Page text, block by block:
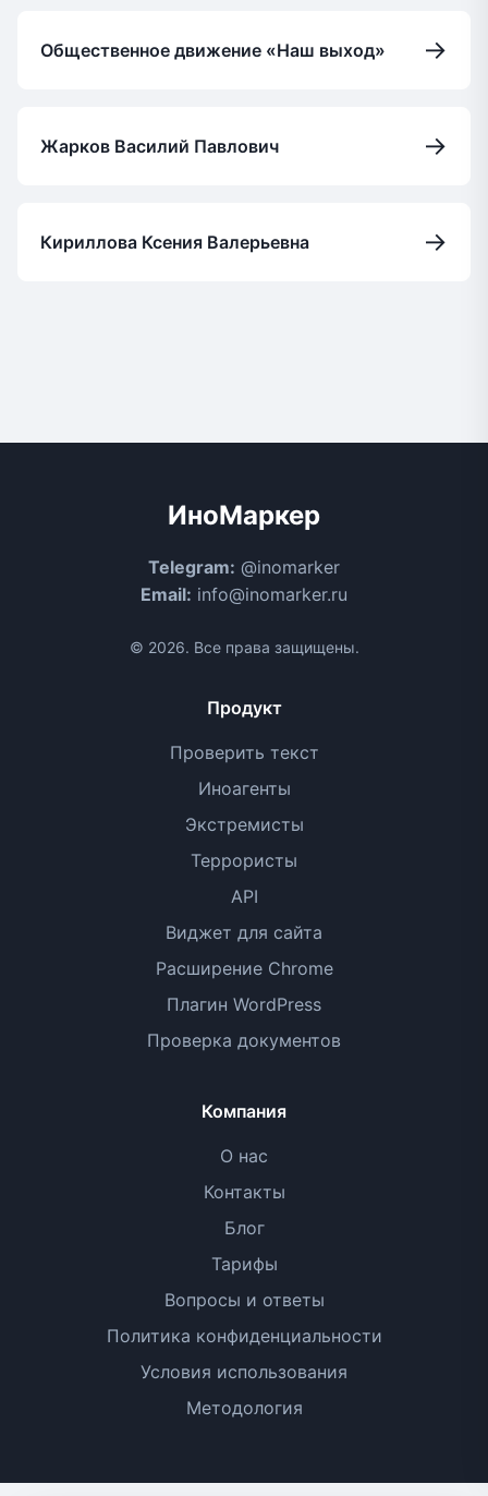
Общественное движение «Наш выход» →
Жарков Василий Павлович →
Кириллова Ксения Валерьевна →
ИноМаркер
Telegram: @inomarker
Email: info@inomarker.ru
© 2026. Все права защищены.
Продукт
Проверить текст
Иноагенты
Экстремисты
Террористы
API
Виджет для сайта
Расширение Chrome
Плагин WordPress
Проверка документов
Компания
О нас
Контакты
Блог
Тарифы
Вопросы и ответы
Политика конфиденциальности
Условия использования
Методология